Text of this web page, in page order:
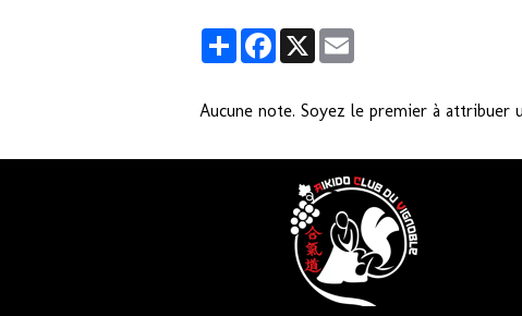
PartagerFacebook
X
Aucune note. Soyez le premier à attribuer